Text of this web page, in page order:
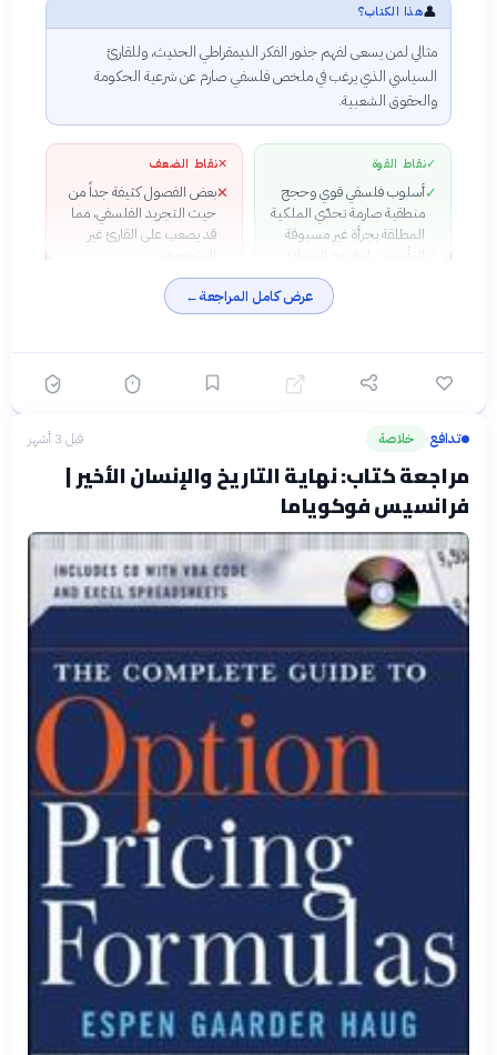
👤هذا الكتاب؟
مثالي لمن يسعى لفهم جذور الفكر الديمقراطي الحديث، وللقارئ
السياسي الذي يرغب في ملخص فلسفي صارم عن شرعية الحكومة
والحقوق الشعبية.
✓نقاط القوة
✓أسلوب فلسفي قوي وحجج
منطقية صارمة تحدّي الملكية
المطلقة بجرأة غير مسبوقة
التأسيس لمفهوم السيادة
الشعبية الذي صار أساس
الديمقراطية الحديثة
الربط العميق بين طبيعة
✓
رغم قدمه (260 سنة)، يظل
✕نقاط الضعف
✕بعض الفصول كثيفة جداً من
حيث التجريد الفلسفي، مما
قد يصعب على القارئ غير
المتخصص
✕يثير الكتاب تناقضات (خاصة
حول «الإرادة العامة» و«تمثيل
الشعب») لم يحسمها روسو
عرض كامل المراجعة←
تدافع› خلاصة قبل 3 أشهر
مراجعة كتاب: نهاية التاريخ والإنسان الأخير |
فرانسيس فوكوياما